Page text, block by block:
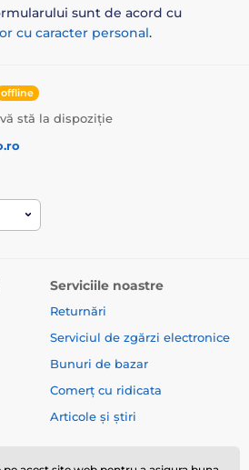
sunt de acord cu
cu caracter personal.
offline
stă la dispoziție
Serviciile noastre
Returnări
Serviciul de zgărzi electronice
Bunuri de bazar
Comerț cu ridicata
Articole și știri